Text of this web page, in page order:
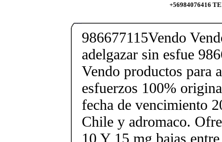
+56984076416
986677115Vendo
adelgazar sin esfue
Vendo productos para
esfuerzos 100%
fecha de vencimiento
Chile y adromaco.
10 Y 15 mg bajas